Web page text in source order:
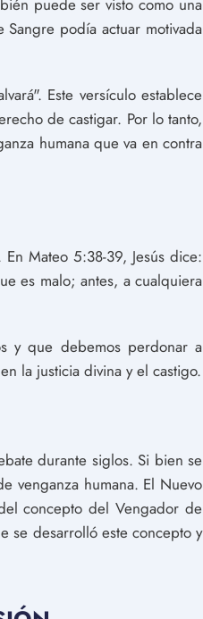
puede ser visto como una
podía actuar motivada
Este versículo establece
de castigar. Por lo tanto,
humana que va en contra
Mateo 5:38-39, Jesús dice:
es malo; antes, a cualquiera
y que debemos perdonar a
la justicia divina y el castigo.
durante siglos. Si bien se
venganza humana. El Nuevo
concepto del Vengador de
se desarrolló este concepto y